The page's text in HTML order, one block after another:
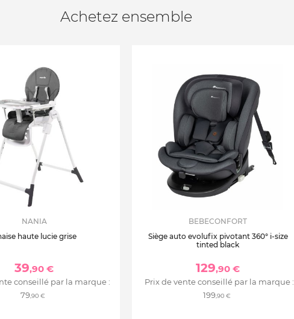
Achetez ensemble
NANIA
haute lucie grise
39,90 €
conseillé par la marque :
79,90 €
BEBECONFORT
Siège auto evolufix pivotant 360° i-size
tinted black
129,90 €
Prix de vente conseillé par la marque :
199,90 €